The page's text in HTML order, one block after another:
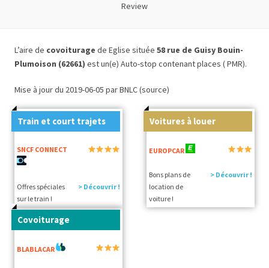
Review
L’aire de covoiturage de Eglise située 58 rue de Guisy Bouin-
Plumoison (62661) est un(e) Auto-stop contenant places ( PMR).
Mise à jour du 2019-06-05 par BNLC (source)
Train et court trajets
SNCF CONNECT
Offres spéciales
sur le train !
> Découvrir !
Voitures à louer
EUROPCAR
Bons plans de
location de
voiture !
> Découvrir !
Covoiturage
BLABLACAR